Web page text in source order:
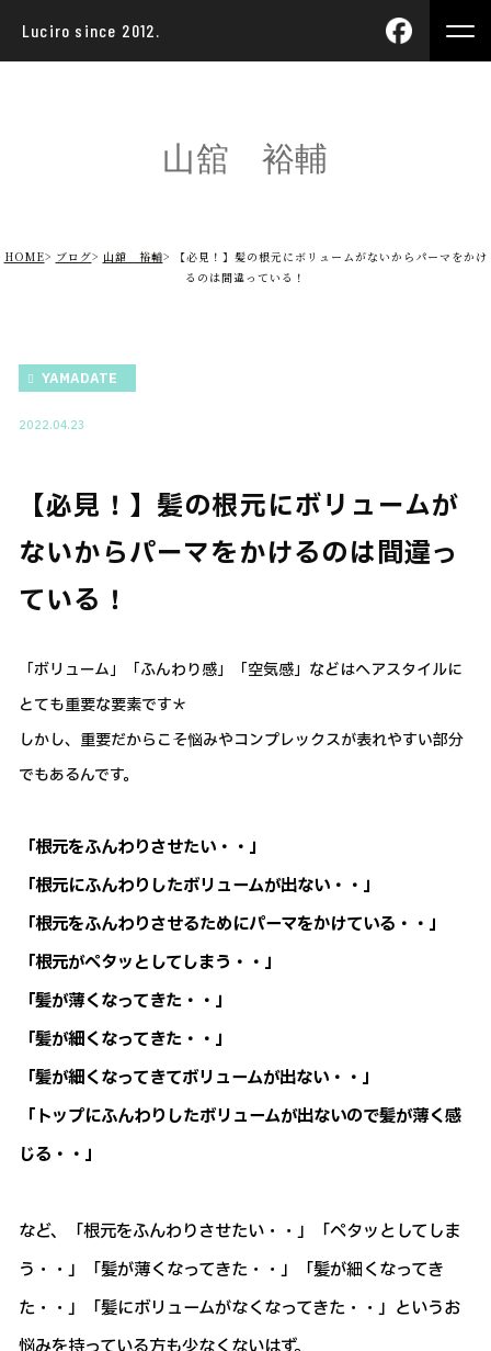
Luciro since 2012.
山舘 裕輔
HOME ブログ 山舘 裕輔
【必見！】髪の根元にボリュームがないからパーマをかけ
るのは間違っている！
YAMADATE
2022.04.23
【必見！】髪の根元にボリュームが
ないからパーマをかけるのは間違っ
ている！
「ボリューム」「ふんわり感」「空気感」などはヘアスタイルに
とても重要な要素です＊
しかし、重要だからこそ悩みやコンプレックスが表れやすい部分
でもあるんです。
「根元をふんわりさせたい・・」
「根元にふんわりしたボリュームが出ない・・」
「根元をふんわりさせるためにパーマをかけている・・」
「根元がペタッとしてしまう・・」
「髪が薄くなってきた・・」
「髪が細くなってきた・・」
「髪が細くなってきてボリュームが出ない・・」
「トップにふんわりしたボリュームが出ないので髪が薄く感
じる・・」
など、「根元をふんわりさせたい・・」「ペタッとしてしま
う・・」「髪が薄くなってきた・・」「髪が細くなってき
た・・」「髪にボリュームがなくなってきた・・」というお